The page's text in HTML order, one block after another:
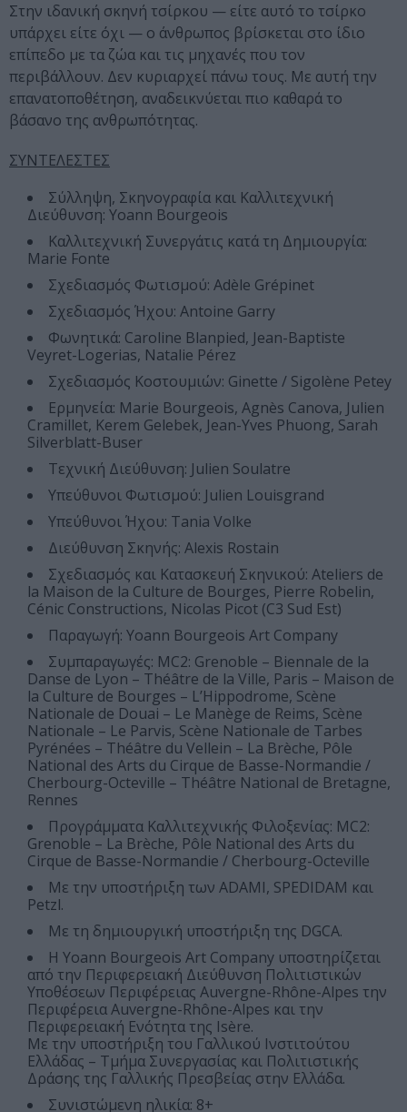
Στην ιδανική σκηνή τσίρκου — είτε αυτό το τσίρκο
υπάρχει είτε όχι — ο άνθρωπος βρίσκεται στο ίδιο
επίπεδο με τα ζώα και τις μηχανές που τον
περιβάλλουν. Δεν κυριαρχεί πάνω τους. Με αυτή την
επανατοποθέτηση, αναδεικνύεται πιο καθαρά το
βάσανο της ανθρωπότητας.
ΣΥΝΤΕΛΕΣΤΕΣ
Σύλληψη, Σκηνογραφία και Καλλιτεχνική
Διεύθυνση: Yoann Bourgeois
Καλλιτεχνική Συνεργάτις κατά τη Δημιουργία:
Marie Fonte
Σχεδιασμός Φωτισμού: Adèle Grépinet
Σχεδιασμός Ήχου: Antoine Garry
Φωνητικά: Caroline Blanpied, Jean-Baptiste
Veyret-Logerias, Natalie Pérez
Σχεδιασμός Κοστουμιών: Ginette / Sigolène Petey
Ερμηνεία: Marie Bourgeois, Agnès Canova, Julien
Cramillet, Kerem Gelebek, Jean-Yves Phuong, Sarah
Silverblatt-Buser
Τεχνική Διεύθυνση: Julien Soulatre
Υπεύθυνοι Φωτισμού: Julien Louisgrand
Υπεύθυνοι Ήχου: Tania Volke
Διεύθυνση Σκηνής: Alexis Rostain
Σχεδιασμός και Κατασκευή Σκηνικού: Ateliers de
la Maison de la Culture de Bourges, Pierre Robelin,
Cénic Constructions, Nicolas Picot (C3 Sud Est)
Παραγωγή: Yoann Bourgeois Art Company
Συμπαραγωγές: MC2: Grenoble – Biennale de la
Danse de Lyon – Théâtre de la Ville, Paris – Maison de
la Culture de Bourges – L’Hippodrome, Scène
Nationale de Douai – Le Manège de Reims, Scène
Nationale – Le Parvis, Scène Nationale de Tarbes
Pyrénées – Théâtre du Vellein – La Brèche, Pôle
National des Arts du Cirque de Basse-Normandie /
Cherbourg-Octeville – Théâtre National de Bretagne,
Rennes
Προγράμματα Καλλιτεχνικής Φιλοξενίας: MC2:
Grenoble – La Brèche, Pôle National des Arts du
Cirque de Basse-Normandie / Cherbourg-Octeville
Με την υποστήριξη των ADAMI, SPEDIDAM και
Petzl.
Με τη δημιουργική υποστήριξη της DGCA.
Η Yoann Bourgeois Art Company υποστηρίζεται
από την Περιφερειακή Διεύθυνση Πολιτιστικών
Υποθέσεων Περιφέρειας Auvergne-Rhône-Alpes την
Περιφέρεια Auvergne-Rhône-Alpes και την
Περιφερειακή Ενότητα της Isère.
Με την υποστήριξη του Γαλλικού Ινστιτούτου
Ελλάδας – Τμήμα Συνεργασίας και Πολιτιστικής
Δράσης της Γαλλικής Πρεσβείας στην Ελλάδα.
Συνιστώμενη ηλικία: 8+